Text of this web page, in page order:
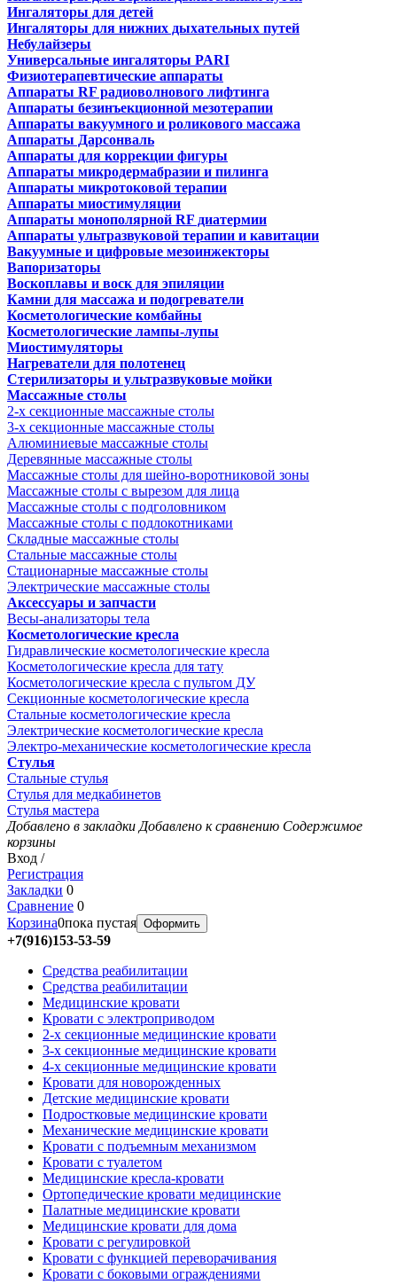
Ингаляторы для детей
Ингаляторы для нижних дыхательных путей
Небулайзеры
Универсальные ингаляторы PARI
Физиотерапевтические аппараты
Аппараты RF радиоволнового лифтинга
Аппараты безинъекционной мезотерапии
Аппараты вакуумного и роликового массажа
Аппараты Дарсонваль
Аппараты для коррекции фигуры
Аппараты микродермабразии и пилинга
Аппараты микротоковой терапии
Аппараты миостимуляции
Аппараты монополярной RF диатермии
Аппараты ультразвуковой терапии и кавитации
Вакуумные и цифровые мезоинжекторы
Вапоризаторы
Воскоплавы и воск для эпиляции
Камни для массажа и подогреватели
Косметологические комбайны
Косметологические лампы-лупы
Миостимуляторы
Нагреватели для полотенец
Стерилизаторы и ультразвуковые мойки
Массажные столы
2-х секционные массажные столы
3-х секционные массажные столы
Алюминиевые массажные столы
Деревянные массажные столы
Массажные столы для шейно-воротниковой зоны
Массажные столы с вырезом для лица
Массажные столы с подголовником
Массажные столы с подлокотниками
Складные массажные столы
Стальные массажные столы
Стационарные массажные столы
Электрические массажные столы
Аксессуары и запчасти
Весы-анализаторы тела
Косметологические кресла
Гидравлические косметологические кресла
Косметологические кресла для тату
Косметологические кресла с пультом ДУ
Секционные косметологические кресла
Стальные косметологические кресла
Электрические косметологические кресла
Электро-механические косметологические кресла
Стулья
Стальные стулья
Стулья для медкабинетов
Стулья мастера
Добавлено в закладки Добавлено к сравнению Содержимое
корзины
Вход /
Регистрация
Закладки 0
Сравнение 0
Корзина0пока пустая Оформить
+7(916)153-53-59
Средства реабилитации
Средства реабилитации
Медицинские кровати
Кровати с электроприводом
2-х секционные медицинские кровати
3-х секционные медицинские кровати
4-х секционные медицинские кровати
Кровати для новорожденных
Детские медицинские кровати
Подростковые медицинские кровати
Механические медицинские кровати
Кровати с подъемным механизмом
Кровати с туалетом
Медицинские крeсла-кровати
Ортопедические кровати медицинские
Палатные медицинские кровати
Медицинские кровати для дома
Кровати с регулировкой
Кровати с функцией переворачивания
Кровати с боковыми ограждениями